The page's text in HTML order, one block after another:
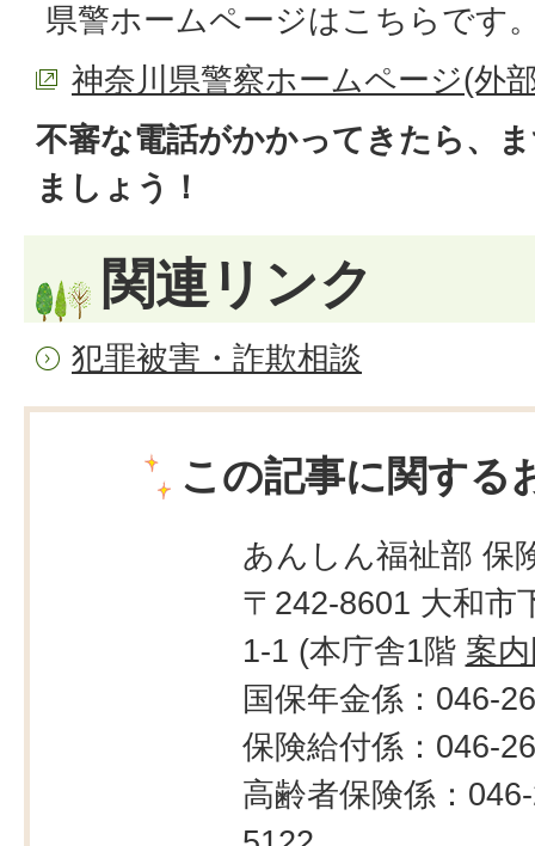
県警ホームページはこちらです
神奈川県警察ホームページ(外
不審な電話がかかってきたら、
ましょう！
関連リンク
犯罪被害・詐欺相談
この記事に関する
あんしん福祉部 保
〒242-8601 大和市
1-1 (本庁舎1階 案
国保年金係：046-
保険給付係：046-
高齢者保険係：